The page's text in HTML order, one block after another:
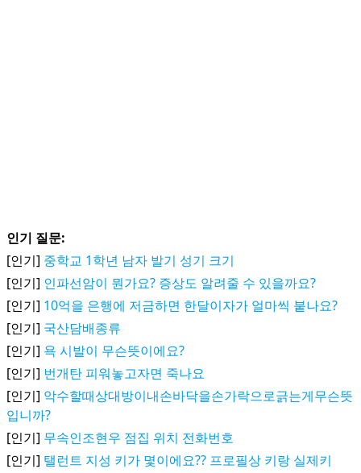
인기 질문:
[인기] 중학교 1학년 남자 발기 성기 크기
[인기] 인파선암이 뭔가요? 증상도 알려줄 수 있을까요?
[인기] 10억을 은행에 저금하면 한달이자가 얼마씩 붙나요?
[인기] 국산담배종류
[인기] 욕 시발이 무슨뜻이에요?
[인기] 번개탄 피워놓고자면 죽나요
[인기] 악수할때상대방이내손바닥을손가락으로긁는게무슨뜻
입니까?
[인기] 무속인조현우 점집 위치 전화번호
[인기] 탤런트 지성 키가 몇이에요?? 프로필상 키랑 실제키